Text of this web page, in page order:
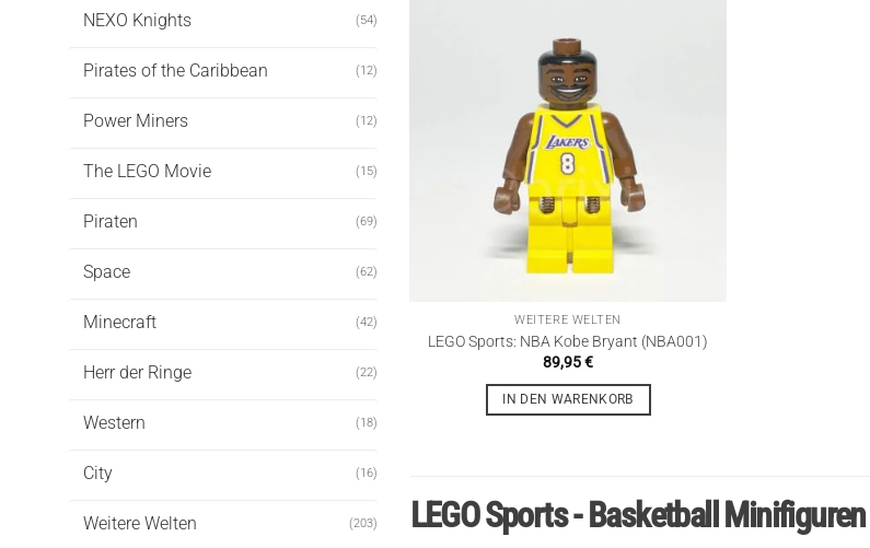
NEXO Knights (54)
Pirates of the Caribbean (12)
Power Miners (12)
The LEGO Movie (15)
Piraten (69)
Space (62)
Minecraft (42)
Herr der Ringe (22)
Western (18)
City (16)
Weitere Welten (203)
WEITERE WELTEN
LEGO Sports: NBA Kobe Bryant (NBA001)
89,95€
IN DEN WARENKORB
LEGO Sports - Basketball